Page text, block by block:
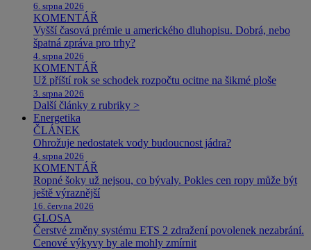
6. srpna 2026
KOMENTÁŘ
Vyšší časová prémie u amerického dluhopisu. Dobrá, nebo
špatná zpráva pro trhy?
4. srpna 2026
KOMENTÁŘ
Už příští rok se schodek rozpočtu ocitne na šikmé ploše
3. srpna 2026
Další články z rubriky >
Energetika
ČLÁNEK
Ohrožuje nedostatek vody budoucnost jádra?
4. srpna 2026
KOMENTÁŘ
Ropné šoky už nejsou, co bývaly. Pokles cen ropy může být
ještě výraznější
16. června 2026
GLOSA
Čerstvé změny systému ETS 2 zdražení povolenek nezabrání.
Cenové výkyvy by ale mohly zmírnit